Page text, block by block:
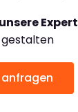
unsere
gestalten